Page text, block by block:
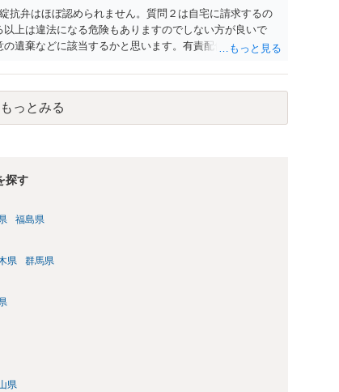
抗弁はほぼ認められません。質問２は自宅に請求するの
上は違法になる危険もありますのでしない方が良いで
遺棄などに該当するかと思います。有責配偶者ですので
能ですが法律で強制することはできません。質問６は可
り）、第三者撮影の腕組み写真、夫の自白録音まである
ださい。
もっとみる
探す
福島県
県 群馬県
県